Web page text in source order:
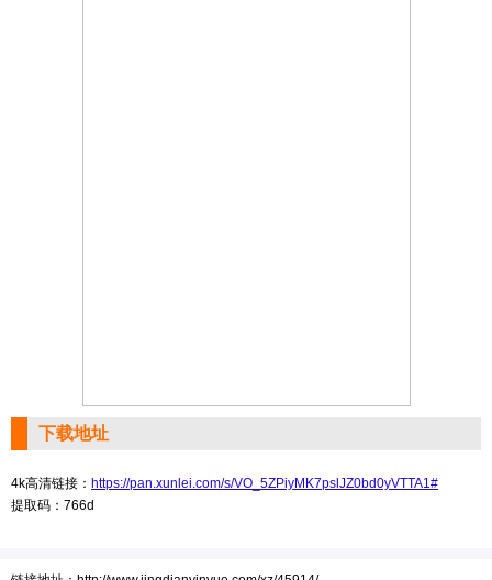
下载地址
4k高清链接： https://pan.xunlei.com/s/VO_5ZPiyMK7pslJZ0bd0yVTTA1#
提取码：766d